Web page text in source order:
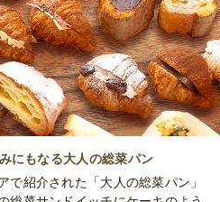
ンヌ・ド・ローズ プレミアムプラン
ドブル
3,500円/人
ンヌ・ド・ローズ ラグジュアリープラ
ドブル
4,950円/人
にもなる大人の総菜パン
で紹介された「大人の総菜パン」